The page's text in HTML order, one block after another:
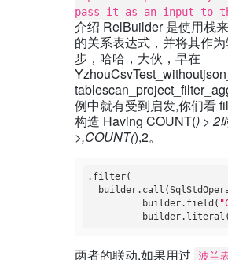
pass it as an input to
介绍 RelBuilder 是使用栈
的关系表达式，并将其作
步，哈哈，大伙，早在
例中就有受到启发,你们看
构造 Having COUNT() > 2
>,COUNT(),2。
.filter(
          builder.field(
          builder.literal(
两者的联动,如果用过 波兰